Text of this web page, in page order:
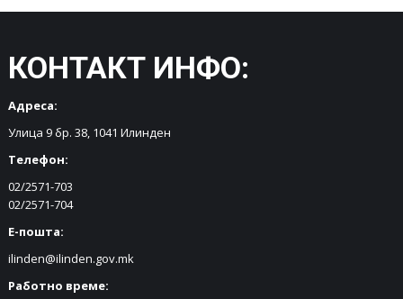
КОНТАКТ ИНФО:
Адреса:
Улица 9 бр. 38, 1041 Илинден
Телефон:
02/2571-703
02/2571-704
Е-пошта:
ilinden@ilinden.gov.mk
Работно време: